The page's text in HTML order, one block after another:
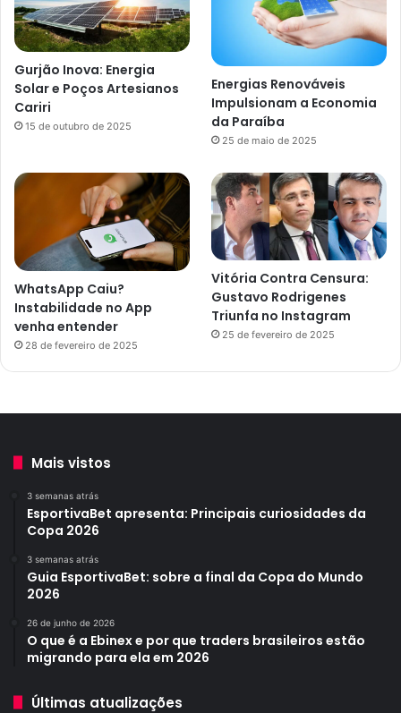
Gurjão Inova: Energia
Solar e Poços Artesianos
Cariri
15 de outubro de 2025
Energias Renováveis
Impulsionam a Economia
da Paraíba
25 de maio de 2025
WhatsApp Caiu?
Instabilidade no App
venha entender
28 de fevereiro de 2025
Vitória Contra Censura:
Gustavo Rodrigenes
Triunfa no Instagram
25 de fevereiro de 2025
Mais vistos
3 semanas atrás
EsportivaBet apresenta: Principais curiosidades da
Copa 2026
3 semanas atrás
Guia EsportivaBet: sobre a final da Copa do Mundo
2026
26 de junho de 2026
O que é a Ebinex e por que traders brasileiros estão
migrando para ela em 2026
Últimas atualizações